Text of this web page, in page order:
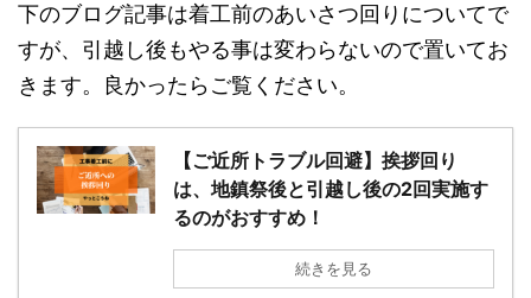
が、一戸建てとなるとごみ捨てや自治体への参加
も必要ですし、ご近所さんと仲良くしておくに越
した事はありません。
下のブログ記事は着工前のあいさつ回りについて
ですが、引越し後もやる事は変わらないので置い
ておきます。良かったらご覧ください。
【ご近所トラブル回避】挨拶回り